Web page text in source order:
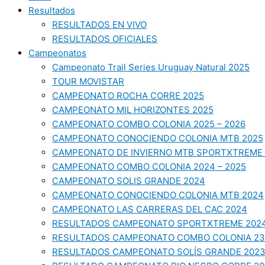
Resultados
RESULTADOS EN VIVO
RESULTADOS OFICIALES
Campeonatos
Campeonato Trail Series Uruguay Natural 2025
TOUR MOVISTAR
CAMPEONATO ROCHA CORRE 2025
CAMPEONATO MIL HORIZONTES 2025
CAMPEONATO COMBO COLONIA 2025 – 2026
CAMPEONATO CONOCIENDO COLONIA MTB 2025
CAMPEONATO DE INVIERNO MTB
CAMPEONATO COMBO COLONIA 2024 – 2025
CAMPEONATO SOLIS GRANDE 2024
CAMPEONATO CONOCIENDO COLONIA MTB 2024
CAMPEONATO LAS CARRERAS DEL CAC 2024
RESULTADOS CAMPEONATO SPORTXTREME
RESULTADOS CAMPEONATO COMBO COLONIA
RESULTADOS CAMPEONATO SOLÍS GRANDE 2023